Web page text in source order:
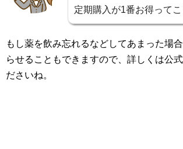
定期購入が1番お得って
もし薬を飲み忘れるなどしてあまった場
らせることもできますので、詳しくは公
ださいね。